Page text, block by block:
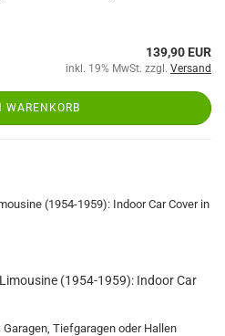
139,90 EUR
inkl. 19% MwSt. zzgl. Versand
WARENKORB
(1954-1959): Indoor Car
Tiefgaragen oder Hallen